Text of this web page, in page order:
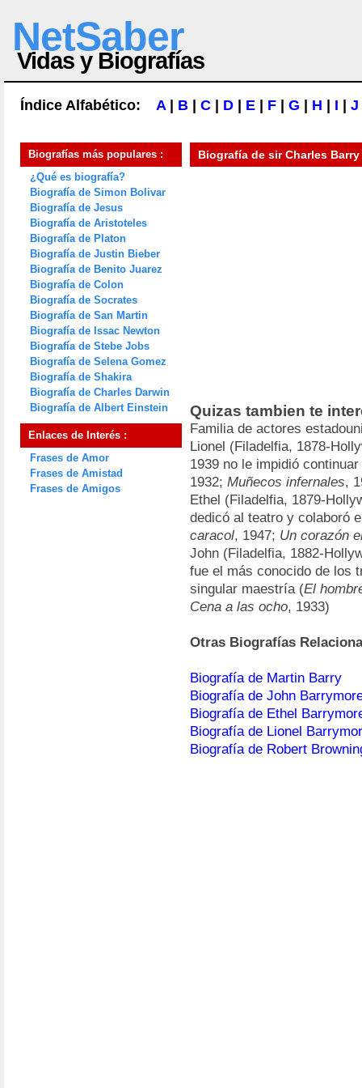
NetSaber
Vidas y Biografías
Índice Alfabético: A| B C D E F G H I J
Biografías más populares :
¿Qué es biografía?
Biografía de Simon Bolivar
Biografía de Jesus
Biografía de Aristoteles
Biografía de Platon
Biografía de Justin Bieber
Biografía de Benito Juarez
Biografía de Colon
Biografía de Socrates
Biografía de San Martin
Biografía de Issac Newton
Biografía de Stebe Jobs
Biografía de Selena Gomez
Biografía de Shakira
Biografía de Charles Darwin
Biografía de Albert Einstein
Enlaces de Interés :
Frases de Amor
Frases de Amistad
Frases de Amigos
Biografía de sir Charles Barry
Quizas tambien te
Familia de actores
Lionel (Filadelfia, 1878-
1939 no le impidió
1932; Muñecos infernales,
Ethel (Filadelfia, 1879-
dedicó al teatro y colaboró
caracol, 1947; Un corazón
John (Filadelfia, 1882-
fue el más conocido de los
singular maestría (El
Cena a las ocho, 1933)
Otras Biografías
Biografía de Martin Barry
Biografía de John
Biografía de Ethel
Biografía de Lionel
Biografía de Robert